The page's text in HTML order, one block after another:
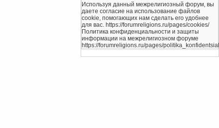
Используя данный межрелигиозный форум, вы
даете согласие на использование файлов
cookie, помогающих нам сделать его удобнее
для вас. https://forumreligions.ru/pages/cookies/
Политика конфиденциальности и защиты
информации на межрелигиозном форуме
https://forumreligions.ru/pages/